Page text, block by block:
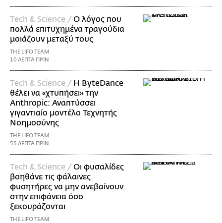
Τech & Science /Ο λόγος που
πολλά επιτυχημένα τραγούδια
μοιάζουν μεταξύ τους
THE LIFO TEAM
10 ΛΕΠΤΑ ΠΡΙΝ
Τech & Science / Η ByteDance
θέλει να «χτυπήσει» την
Anthropic: Αναπτύσσει
γιγαντιαίο μοντέλο Τεχνητής
Νοημοσύνης
THE LIFO TEAM
55 ΛΕΠΤΑ ΠΡΙΝ
Τech & Science /Οι φυσαλίδες
βοηθάνε τις φάλαινες
φυσητήρες να μην ανεβαίνουν
στην επιφάνεια όσο
ξεκουράζονται
THE LIFO TEAM